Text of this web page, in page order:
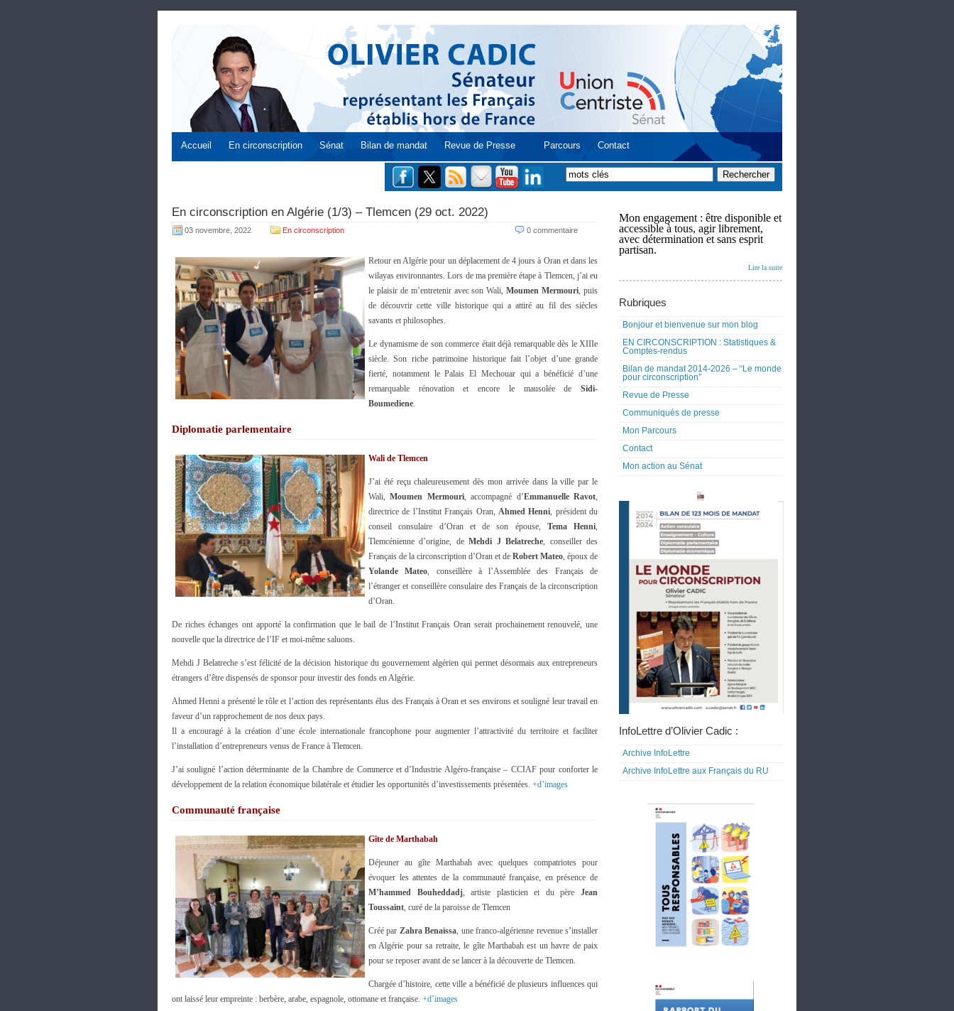
Accueil En circonscription Sénat Bilan de mandat Revue de Presse Parcours Contact
En circonscription en Algérie (1/3) – Tlemcen (29 oct. 2022)
03 novembre, 2022 En circonscription 0 commentaire
Retour en Algérie pour un déplacement de 4 jours à Oran et dans les
wilayas environnantes. Lors de ma première étape à Tlemcen, j’ai eu
le plaisir de m’entretenir avec son Wali,Moumen Mermouri, puis
de découvrir cette ville historique qui a attiré au fil des siècles
savants et philosophes.
Le dynamisme de son commerce était déjà remarquable dès le XIIIe
siècle. Son riche patrimoine historique fait l’objet d’une grande
fierté, notamment le Palais El Mechouar qui a bénéficié d’une
remarquable rénovation et encore le mausolée de Sidi-
Boumediene.
Diplomatie parlementaire
Wali de Tlemcen
J’ai été reçu chaleureusement dès mon arrivée dans la ville par le
Wali,Moumen Mermouri, accompagné d’Emmanuelle Ravot,
directrice de l’Institut Français Oran, Ahmed Henni, président du
conseil consulaire d’Oran et de son épouse, Tema Henni,
Tlemcénienne d’origine, deMehdi J Belatreche, conseiller des
Français de la circonscription d’Oran et de Robert Mateo, époux de
Yolande Mateo, conseillère à l’Assemblée des Français de
l’étranger et conseillère consulaire des Français de la circonscription
d’Oran.
De riches échanges ont apporté la confirmation que le bail de l’Institut Français Oran serait prochainement renouvelé, une
nouvelle que la directrice de l’IF et moi-même saluons.
Mehdi J Belatreche s’est félicité de la décision historique du gouvernement algérien qui permet désormais aux entrepreneurs
étrangers d’être dispensés de sponsor pour investir des fonds en Algérie.
Ahmed Henni a présenté le rôle et l’action des représentants élus des Français à Oran et ses environs et souligné leur travail en
faveur d’un rapprochement de nos deux pays.
Il a encouragé à la création d’une école internationale francophone pour augmenter l’attractivité du territoire et faciliter
l’installation d’entrepreneurs venus de France à Tlemcen.
J’ai souligné l’action déterminante de la Chambre de Commerce et d’Industrie Algéro-française – CCIAF pour conforter le
développement de la relation économique bilatérale et étudier les opportunités d’investissements présentées. +d’images
Communauté française
Gîte de Marthabah
Déjeuner au gîte Marthabah avec quelques compatriotes pour
évoquer les attentes de la communauté française, en présence de
M’hammed Bouheddadj, artiste plasticien et du pèreJean
Toussaint, curé de la paroisse de Tlemcen
Créé par Zahra Benaïssa, une franco-algérienne revenue s’installer
en Algérie pour sa retraite, le gîte Marthabah est un havre de paix
pour se reposer avant de se lancer à la découverte de Tlemcen.
Chargée d’histoire, cette ville a bénéficié de plusieurs influences qui
ont laissé leur empreinte : berbère, arabe, espagnole, ottomane et française. +d’images
Mon engagement : être disponible et
accessible à tous, agir librement,
avec détermination et sans esprit
partisan.
Lire la suite
Rubriques
Bonjour et bienvenue sur mon blog
EN CIRCONSCRIPTION : Statistiques &
Comptes-rendus
Bilan de mandat 2014-2026 – “Le monde
pour circonscription”
Revue de Presse
Communiqués de presse
Mon Parcours
Contact
Mon action au Sénat
InfoLettre d’Olivier Cadic :
Archive InfoLettre
Archive InfoLettre aux Français du RU